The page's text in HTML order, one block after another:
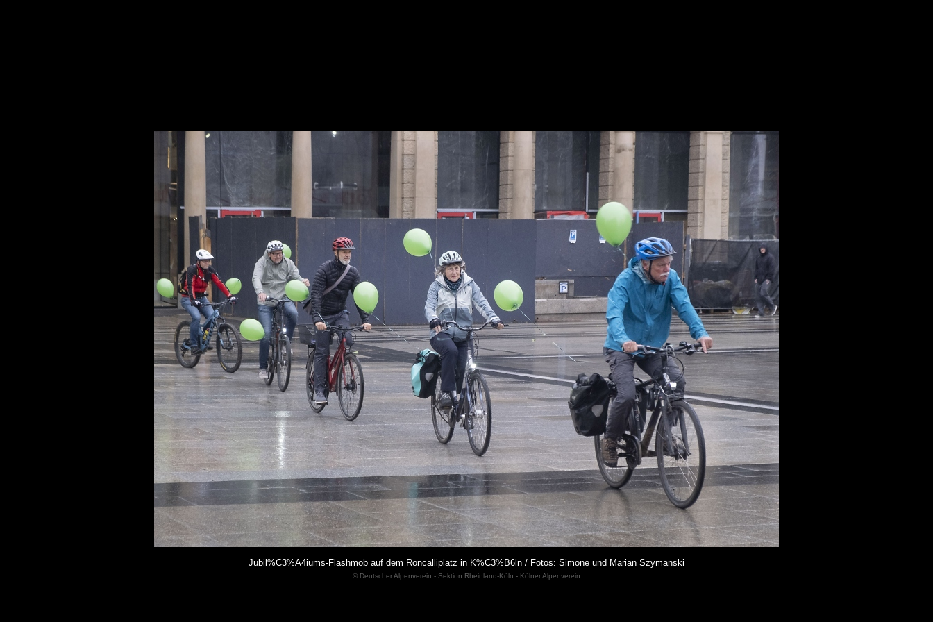
Jubil%C3%A4iums-Flashmob auf dem Roncalliplatz in K%C3%B6ln / Fotos: Simone und Marian Szymanski
© Deutscher Alpenverein - Sektion Rheinland-Köln - Kölner Alpenverein